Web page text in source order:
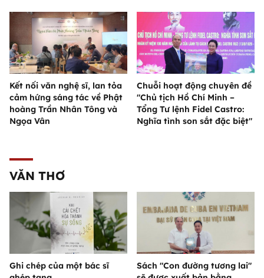
Kết nối văn nghệ sĩ, lan tỏa
cảm hứng sáng tác về Phật
hoàng Trần Nhân Tông và
Ngọa Vân
Chuỗi hoạt động chuyên đề
"Chủ tịch Hồ Chí Minh –
Tổng Tư lệnh Fidel Castro:
Nghĩa tình son sắt đặc biệt"
VĂN THƠ
Ghi chép của một bác sĩ
Sách "Con đường tương lai"